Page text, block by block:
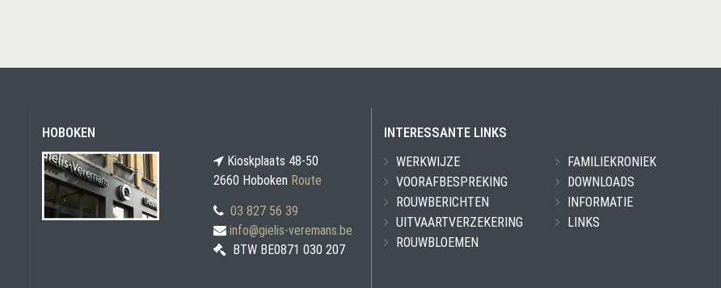
HOBOKEN
Kioskplaats 48-50
2660 Hoboken Route
03 827 56 39
info@gielis-veremans.be
BTW BE0871 030 207
INTERESSANTE LINKS
WERKWIJZE
VOORAFBESPREKING
ROUWBERICHTEN
UITVAARTVERZEKERING
ROUWBLOEMEN
FAMILIEKRONIEK
DOWNLOADS
INFORMATIE
LINKS